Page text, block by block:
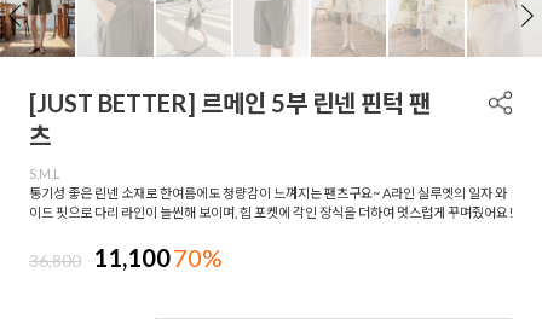
[JUST BETTER] 르메인 5부 린넨 핀턱 팬
츠
S,M,L
통기성 좋은 린넨 소재로 한여름에도 청량감이 느껴지는 팬츠구요~ A라인 실루엣의 일자 와
이드 핏으로 다리 라인이 늘씬해 보이며, 힙 포켓에 각인 장식을 더하여 멋스럽게 꾸며줬어요!
36,800 11,10070%